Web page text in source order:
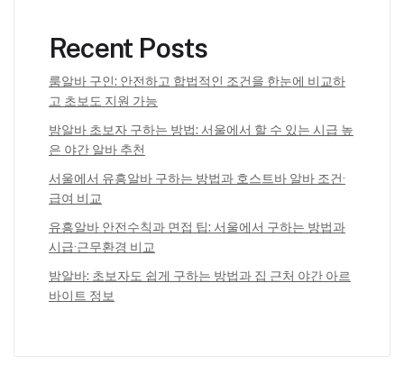
Recent Posts
룸알바 구인: 안전하고 합법적인 조건을 한눈에 비교하
고 초보도 지원 가능
밤알바 초보자 구하는 방법: 서울에서 할 수 있는 시급 높
은 야간 알바 추천
서울에서 유흥알바 구하는 방법과 호스트바 알바 조건·
급여 비교
유흥알바 안전수칙과 면접 팁: 서울에서 구하는 방법과
시급·근무환경 비교
밤알바: 초보자도 쉽게 구하는 방법과 집 근처 야간 아르
바이트 정보